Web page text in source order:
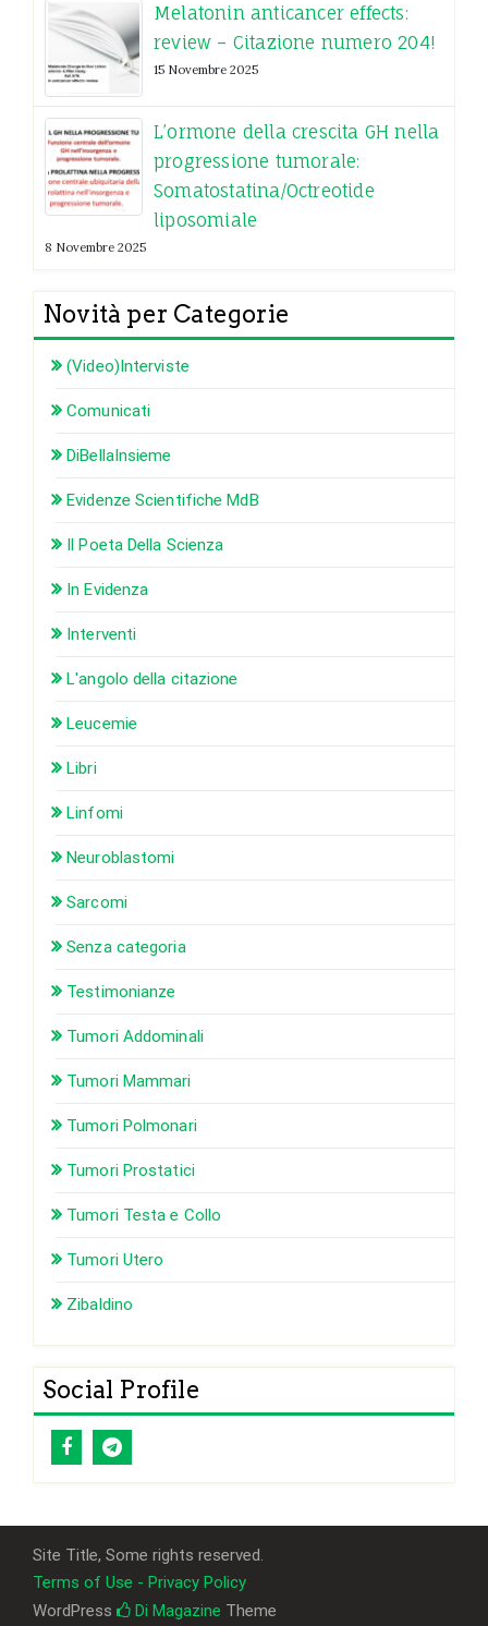
Melatonin anticancer effects:
review – Citazione numero 204!
15 Novembre 2025
L’ormone della crescita GH nella
progressione tumorale:
Somatostatina/Octreotide
liposomiale
8 Novembre 2025
Novità per Categorie
(Video)Interviste
Comunicati
DiBellaInsieme
Evidenze Scientifiche MdB
Il Poeta Della Scienza
In Evidenza
Interventi
L'angolo della citazione
Leucemie
Libri
Linfomi
Neuroblastomi
Sarcomi
Senza categoria
Testimonianze
Tumori Addominali
Tumori Mammari
Tumori Polmonari
Tumori Prostatici
Tumori Testa e Collo
Tumori Utero
Zibaldino
Social Profile
Site Title, Some rights reserved.
Terms of Use - Privacy Policy
WordPress
Di Magazine Theme